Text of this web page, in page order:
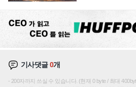
기사댓글0개
200자까지 쓰실 수 있습니다. (현재 0 byte / 최대